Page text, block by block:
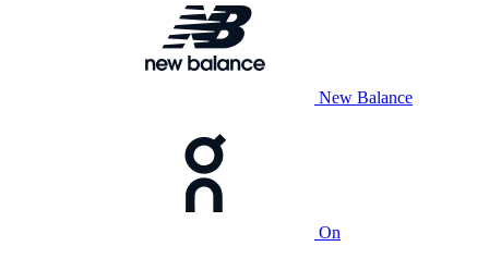
New Balance
On